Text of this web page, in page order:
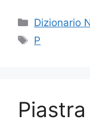
Categorie
Dizionario
Tag
P